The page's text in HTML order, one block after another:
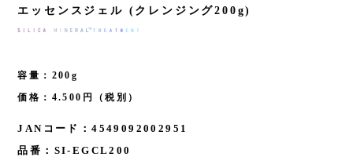
エッセンスジェル (クレンジング200g)
容量：200g
価格：4.500円（税別）
JANコード：4549092002951
品番：SI-EGCL200